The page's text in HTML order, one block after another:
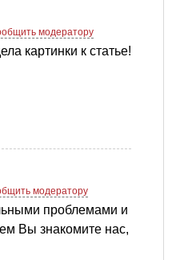
модератору
картинки к статье!
модератору
проблемами и
Вы знакомите нас,